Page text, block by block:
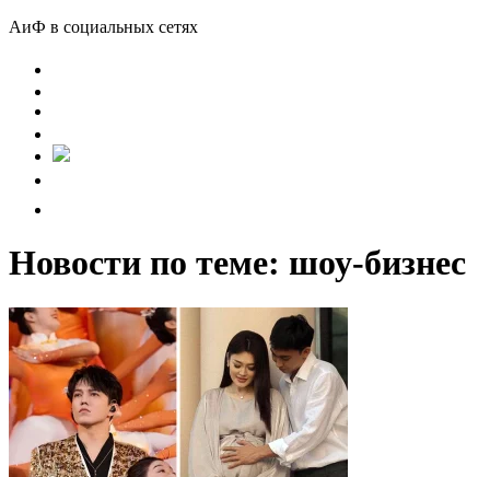
АиФ в социальных сетях
Новости по теме: шоу-бизнес